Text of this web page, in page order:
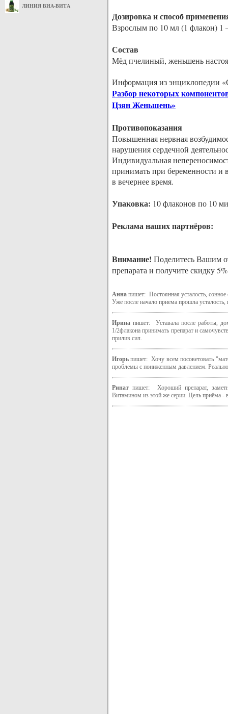
ЛИНИЯ ВИА-ВИТА
Дозировка и способ
Взрослым по 10 мл (1 флакон) 1
Состав
Мёд пчелиный, женьшень
Информация из энциклопедии
Разбор некоторых
Цзян Женьшень»
Противопоказания
Повышенная нервная
нарушения сердечной
Индивидуальная
принимать при беременности и
в вечернее время.
Упаковка: 10 флаконов по 10
Реклама наших партнёров:
Внимание! Поделитесь Вашим
препарата и получите скидку
Анна пишет: Постоянная усталость,
Уже после начало приема прошла усталость,
Ирина пишет: Уставала после работы,
1/2флакона принимать препарат и
прилив сил.
Игорь пишет: Хочу всем посоветовать
проблемы с пониженным давлением.
Ринат пишет: Хороший препарат,
Витамином из этой же серии. Цель приёма -